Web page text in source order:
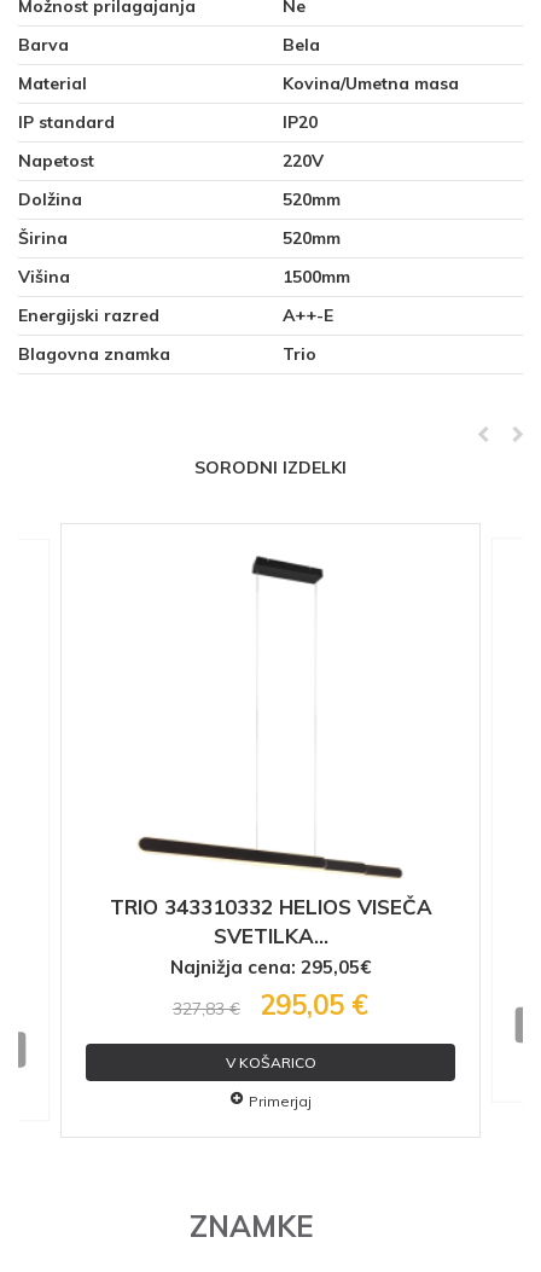
Možnost prilagajanja
Ne
Barva
Bela
Material
Kovina/Umetna masa
IP standard
IP20
Napetost
220V
Dolžina
520mm
Širina
520mm
Višina
1500mm
Energijski razred
A++-E
Blagovna znamka
Trio
SORODNI IZDELKI
TRIO 343310332 HELIOS VISEČA
SVETILKA...
Najnižja cena: 295,05€
327,83 € 295,05 €
V KOŠARICO
Primerjaj
ZNAMKE